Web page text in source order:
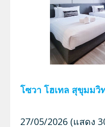
โซวา โฮเทล สุขุมมวิ
27/05/2026 (แสดง